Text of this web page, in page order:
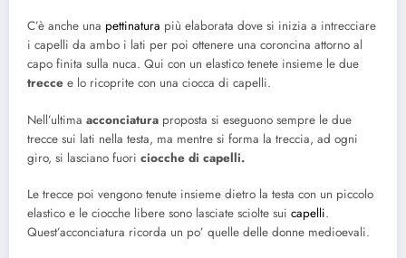
C’è anche una pettinatura più elaborata dove si inizia a intrecciare
i capelli da ambo i lati per poi ottenere una coroncina attorno al
capo finita sulla nuca. Qui con un elastico tenete insieme le due
trecce e lo ricoprite con una ciocca di capelli.
Nell’ultima acconciatura proposta si eseguono sempre le due
trecce sui lati nella testa, ma mentre si forma la treccia, ad ogni
giro, si lasciano fuori ciocche di capelli.
Le trecce poi vengono tenute insieme dietro la testa con un piccolo
elastico e le ciocche libere sono lasciate sciolte sui capelli.
Quest’acconciatura ricorda un po’ quelle delle donne medioevali.